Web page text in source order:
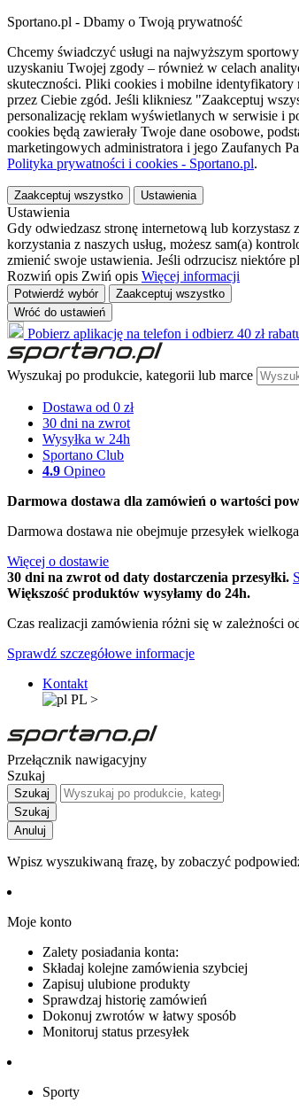
Sportano.pl - Dbamy o Twoją prywatność
Chcemy świadczyć usługi na najwyższym
uzyskaniu Twojej zgody – również w celach
skuteczności. Pliki cookies i mobilne
przez Ciebie zgód. Jeśli klikniesz "Zaakceptuj
personalizację reklam wyświetlanych w serwisie i
cookies będą zawierały Twoje dane osobowe,
marketingowych administratora i jego Zaufanych
Polityka prywatności i cookies - Sportano.pl.
Zaakceptuj wszystko Ustawienia
Ustawienia
Gdy odwiedzasz stronę internetową lub
korzystania z naszych usług, możesz sam(a)
zmienić swoje ustawienia. Jeśli odrzucisz niektóre
Rozwiń opis Zwiń opis Więcej informacji
Potwierdź wybór
Zaakceptuj wszystko
Wróć do ustawień
Pobierz aplikację na telefon i odbierz 40 zł
Wyszukaj po produkcie, kategorii lub marce
Dostawa od 0 zł
30 dni na zwrot
Wysyłka w 24h
Sportano Club
4.9 Opineo
Darmowa dostawa dla zamówień o wartości
Darmowa dostawa nie obejmuje przesyłek
Więcej o dostawie
30 dni na zwrot od daty dostarczenia przesyłki.
Większość produktów wysyłamy do 24h.
Czas realizacji zamówienia różni się w zależności
Sprawdź szczegółowe informacje
Kontakt
PL >
Przełącznik nawigacyjny
Szukaj
Szukaj
Szukaj
Anuluj
Wpisz wyszukiwaną frazę, by zobaczyć
Moje konto
Zalety posiadania konta:
Składaj kolejne zamówienia szybciej
Zapisuj ulubione produkty
Sprawdzaj historię zamówień
Dokonuj zwrotów w łatwy sposób
Monitoruj status przesyłek
Sporty